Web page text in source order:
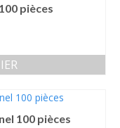
pièces
100 pièces